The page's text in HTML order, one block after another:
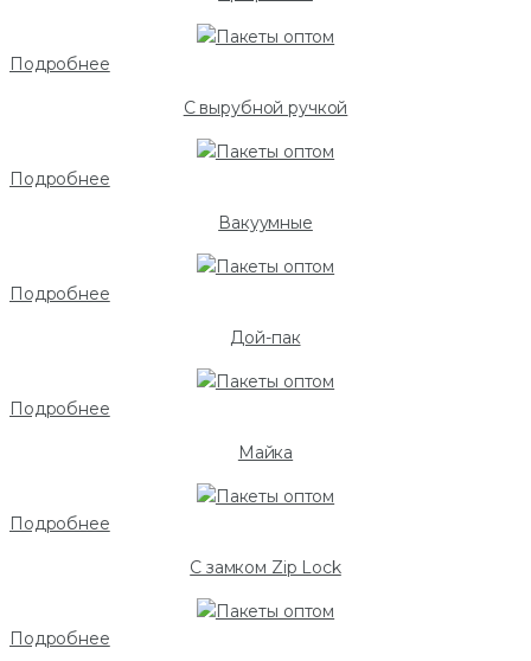
Подробнее
С вырубной ручкой
Подробнее
Вакуумные
Подробнее
Дой-пак
Подробнее
Майка
Подробнее
С замком Zip Lock
Подробнее